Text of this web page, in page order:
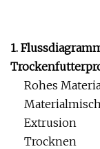
1.
Rohes
Extrusion
Trocknen